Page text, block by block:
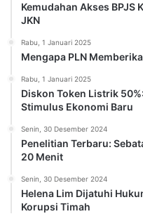
Kemudahan Akses
JKN
Rabu, 1 Januari 2025
Mengapa PLN
Rabu, 1 Januari 2025
Diskon Token Listrik
Stimulus Ekonomi Baru
Senin, 30 Desember 2024
Penelitian Terbaru:
20 Menit
Senin, 30 Desember 2024
Helena Lim Dijatuhi
Korupsi Timah